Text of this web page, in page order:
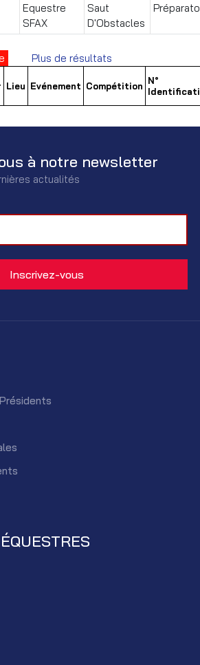
Equestre
SFAX
Saut
D'Obstacles
Plus de résultats
Lieu Evénement Compétition N°
à notre newsletter
actualités